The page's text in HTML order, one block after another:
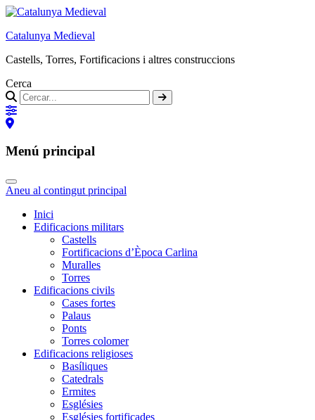
Catalunya Medieval
Castells, Torres, Fortificacions i altres construccions
Cerca
Menú principal
Aneu al contingut principal
Inici
Edificacions militars
Castells
Fortificacions d’Època Carlina
Muralles
Torres
Edificacions civils
Cases fortes
Palaus
Ponts
Torres colomer
Edificacions religioses
Basíliques
Catedrals
Ermites
Esglésies
Esglésies fortificades